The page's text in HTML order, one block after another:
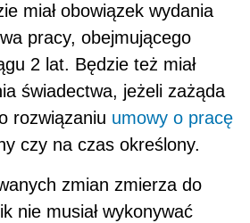
miał obowiązek wydania
pracy, obejmującego
2 lat. Będzie też miał
świadectwa, jeżeli zażąda
rozwiązaniu umowy o pracę
czy na czas określony.
zmian zmierza do
nie musiał wykonywać